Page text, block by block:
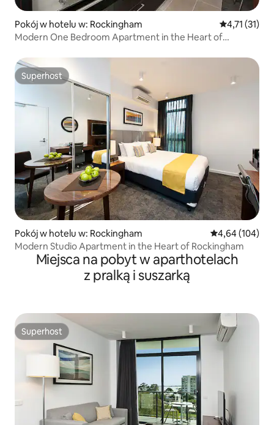
Pokój w hotelu w: Rockingham Średnia
4,71 (31)
Modern One Bedroom Apartment in the Heart of
Superhost
Superhost
Pokój w hotelu w: Rockingham Średnia
4,64 (104)
Modern Studio Apartment in the Heart of Rockingham
Miejsca na pobyt w aparthotelach
z pralką i suszarką
Superhost
Superhost